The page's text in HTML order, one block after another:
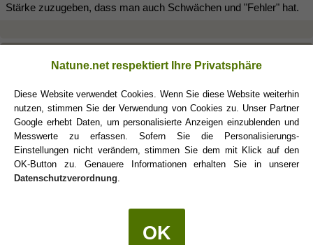
Stärke zuzugeben, dass man auch Schwächen und "Fehler" hat.
ja da geb ich dir recht, aber wer ist schon stoz auf..NIX?
jeder weiss, wo seine stärken und schwächen liegen und
konzentriert
sich darauf. bei mir ist es so, dass wenn ich etw gar nicht können
WILL,
mich lieber in das reinhänge, was ich kann, um darin noch besser
zu werden
Natune.net respektiert Ihre Privatsphäre
Diese Website verwendet Cookies. Wenn Sie diese Website weiterhin
nutzen, stimmen Sie der Verwendung von Cookies zu. Unser Partner
Google erhebt Daten, um personalisierte Anzeigen einzublenden und
Messwerte zu erfassen. Sofern Sie die Personalisierungs-
Einstellungen nicht verändern, stimmen Sie dem mit Klick auf den
OK-Button zu. Genauere Informationen erhalten Sie in unserer
Datenschutzverordnung
OK